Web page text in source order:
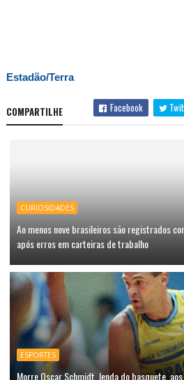
Estadão/Terra
COMPARTILHE Facebook
CURIOSIDADES
Ao menos nove brasileiros são registrados
após erros em carteiras de trabalho
ESPORTES
Morre Oscar Schmidt, lenda do basquete,